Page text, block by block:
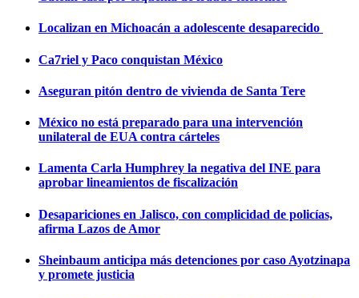
Localizan en Michoacán a adolescente desaparecido
Ca7riel y Paco conquistan México
Aseguran pitón dentro de vivienda de Santa Tere
México no está preparado para una intervención
unilateral de EUA contra cárteles
Lamenta Carla Humphrey la negativa del INE para
aprobar lineamientos de fiscalización
Desapariciones en Jalisco, con complicidad de policías,
afirma Lazos de Amor
Sheinbaum anticipa más detenciones por caso Ayotzinapa
y promete justicia